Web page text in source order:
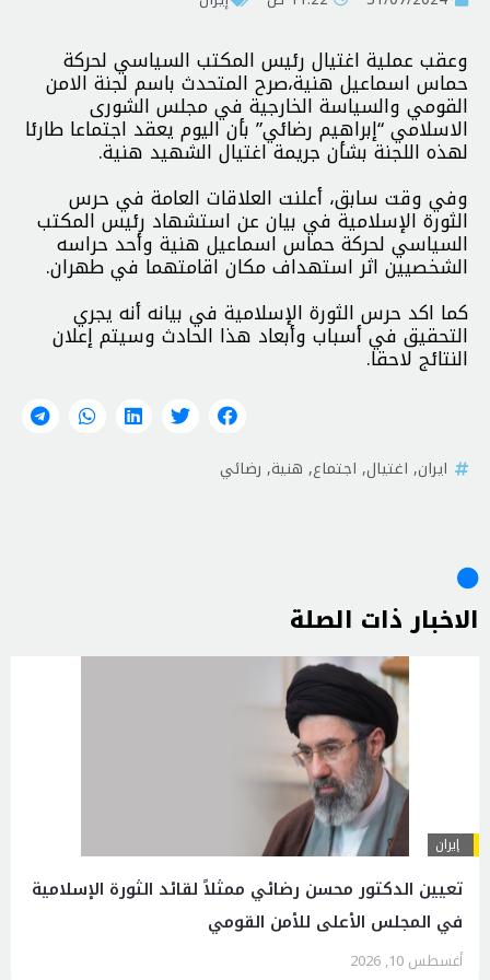
وعقب عملية اغتيال رئيس المكتب السياسي لحركة
حماس اسماعيل هنية،صرح المتحدث باسم لجنة الامن
القومي والسياسة الخارجية في مجلس الشورى
الاسلامي “إبراهیم رضائي” بأن اليوم يعقد اجتماعا طارئا
لهذه اللجنة بشأن جريمة اغتيال الشهيد هنية.
وفي وقت سابق، أعلنت العلاقات العامة في حرس
الثورة الإسلامية في بيان عن استشهاد رئيس المكتب
السياسي لحركة حماس اسماعيل هنية وأحد حراسه
الشخصيين اثر استهداف مكان اقامتهما في طهران.
كما اكد حرس الثورة الإسلامية في بيانه أنه يجري
التحقيق في أسباب وأبعاد هذا الحادث وسيتم إعلان
النتائج لاحقا.
ايران, اغتيال, اجتماع, هنية, رضائي
الاخبار ذات الصلة
إيران
تعيين الدكتور محسن رضائي ممثلاً لقائد الثورة الإسلامية
في المجلس الأعلى للأمن القومي
أغسطس 10, 2026